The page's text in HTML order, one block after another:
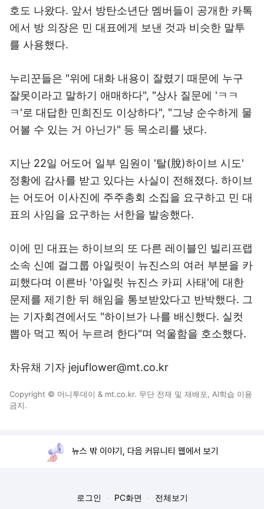
호도 나왔다. 앞서 방탄소년단 멤버들이 공개한 카톡
에서 방 의장은 민 대표에게 보낸 것과 비슷한 말투
를 사용했다.
누리꾼들은 "위에 대화 내용이 잘렸기 때문에 누구
잘못이라고 말하기 애매하다", "상사 질문에 'ㅋㅋ
ㅋ'로 대답한 민희진도 이상하다", "그냥 순수하게 물
어볼 수 있는 거 아닌가" 등 목소리를 냈다.
지난 22일 어도어 일부 임원이 '탈(脫)하이브 시도'
정황에 감사를 받고 있다는 사실이 전해졌다. 하이브
는 어도어 이사진에 주주총회 소집을 요구하고 민 대
표의 사임을 요구하는 서한을 발송했다.
이에 민 대표는 하이브의 또 다른 레이블인 빌리프랩
소속 신예 걸그룹 아일릿이 뉴진스의 여러 부분을 카
피했다며 이른바 '아일릿 뉴진스 카피 사태'에 대한
문제를 제기한 뒤 해임을 통보받았다고 반박했다. 그
는 기자회견에서도 "하이브가 나를 배신했다. 실컷
뽑아 먹고 찍어 누르려 한다"며 억울함을 호소했다.
차유채 기자 jejuflower@mt.co.kr
Copyright © 머니투데이 & mt.co.kr. 무단 전재 및 재배포, AI학습 이용
금지.
뉴스 밖 이야기, 다음 커뮤니티 웹에서 보기
로그인 PC화면 전체보기